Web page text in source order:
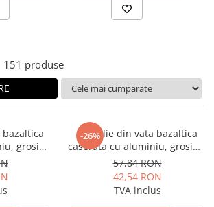
151 produse
grosime
60 mm,
-26%
Cochilie din vata bazaltica
caserata cu aluminiu, grosime
50 mm, diametru 33 mm,
lungime 1 ml, Isoshell
57,84 RON
42,54 RON
TVA inclus